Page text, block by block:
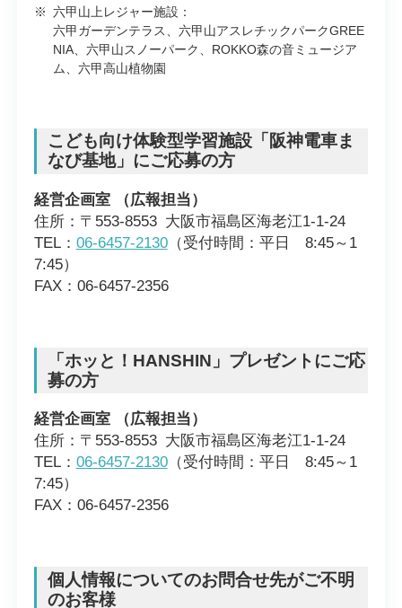
※ 六甲山上レジャー施設：
六甲ガーデンテラス、六甲山アスレチックパークGREE
NIA、六甲山スノーパーク、ROKKO森の音ミュージア
ム、六甲高山植物園
こども向け体験型学習施設「阪神電車ま
なび基地」にご応募の方
経営企画室 （広報担当）
住所：〒553-8553 大阪市福島区海老江1-1-24
TEL： 06-6457-2130（受付時間：平日 8:45～1
7:45）
FAX：06-6457-2356
「ホッと！HANSHIN」プレゼントにご応
募の方
経営企画室 （広報担当）
住所：〒553-8553 大阪市福島区海老江1-1-24
TEL： 06-6457-2130（受付時間：平日 8:45～1
7:45）
FAX：06-6457-2356
個人情報についてのお問合せ先がご不明
のお客様